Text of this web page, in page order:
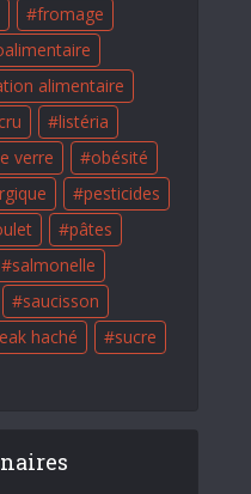
fromage
alimentaire
listéria
verre
obésité
pesticides
pâtes
salmonelle
saucisson
haché
sucre